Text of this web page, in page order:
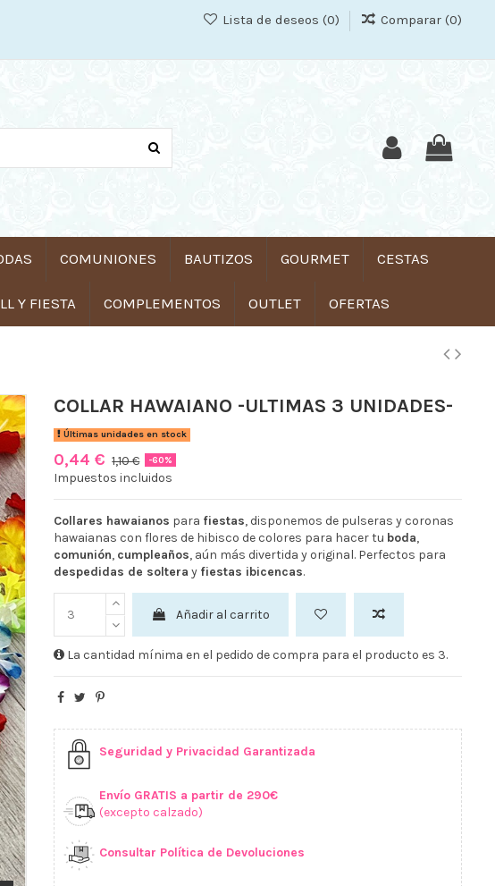
Lista de deseos (0) Comparar (0)
COMUNIONES BAUTIZOS GOURMET CESTAS
Y FIESTA COMPLEMENTOS OUTLET OFERTAS
COLLAR HAWAIANO -ULTIMAS 3 UNIDADES-
Últimas unidades en stock
0,44 € 1,10 € -60%
Impuestos incluidos
Collares hawaianos para fiestas, disponemos de pulseras y coronas
hawaianas con flores de hibisco de colores para hacer tu boda,
comunión, cumpleaños, aún más divertida y original. Perfectos para
despedidas de soltera y fiestas ibicencas.
Añadir al carrito
La cantidad mínima en el pedido de compra para el producto es 3.
Seguridad y Privacidad Garantizada
Envío GRATIS a partir de 290€
(excepto calzado)
Consultar Política de Devoluciones